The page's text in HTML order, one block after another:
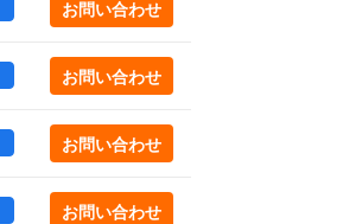
KANDA 4 (55.27㎡) ｜外神田エリア
お問い合わせ
KANDA 4 (55.27㎡) ｜外神田エリア
お問い合わせ
KANDA 5 (55.27㎡) ｜外神田エリア
お問い合わせ
KANDA 5 (55.27㎡) ｜外神田エリア
お問い合わせ